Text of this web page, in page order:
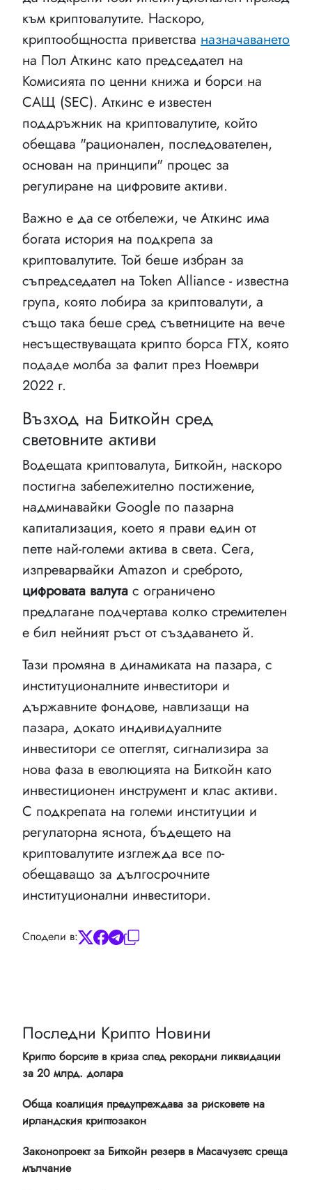
към криптовалутите. Наскоро,
криптообщността приветства назначаването
на Пол Аткинс като председател на
Комисията по ценни книжа и борси на
САЩ (SEC). Аткинс е известен
поддръжник на криптовалутите, който
обещава "рационален, последователен,
основан на принципи" процес за
регулиране на цифровите активи.
Важно е да се отбележи, че Аткинс има
богата история на подкрепа за
криптовалутите. Той беше избран за
съпредседател на Token Alliance - известна
група, която лобира за криптовалути, а
също така беше сред съветниците на вече
несъществуващата крипто борса FTX, която
подаде молба за фалит през Ноември
2022 г.
Възход на Биткойн сред
световните активи
Водещата криптовалута, Биткойн, наскоро
постигна забележително постижение,
надминавайки Google по пазарна
капитализация, което я прави един от
петте най-големи актива в света. Сега,
изпреварвайки Amazon и среброто,
цифровата валута с ограничено
предлагане подчертава колко стремителен
е бил нейният ръст от създаването й.
Тази промяна в динамиката на пазара, с
институционалните инвеститори и
държавните фондове, навлизащи на
пазара, докато индивидуалните
инвеститори се оттеглят, сигнализира за
нова фаза в еволюцията на Биткойн като
инвестиционен инструмент и клас активи.
С подкрепата на големи институции и
регулаторна яснота, бъдещето на
криптовалутите изглежда все по-
обещаващо за дългосрочните
институционални инвеститори.
Сподели в:
Последни Крипто Новини
Крипто борсите в криза след рекордни ликвидации
за 20 млрд. долара
Обща коалиция предупреждава за рисковете на
ирландския криптозакон
Законопроект за Биткойн резерв в Масачузетс среща
мълчание